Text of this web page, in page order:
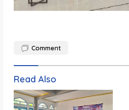
Comment
Read Also